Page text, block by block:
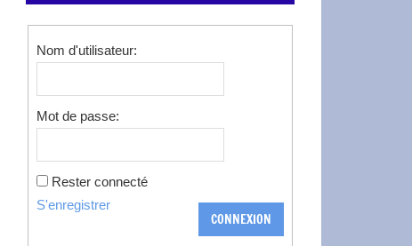
Nom d'utilisateur:
Mot de passe:
Rester connecté
CONNEXION
S'enregistrer